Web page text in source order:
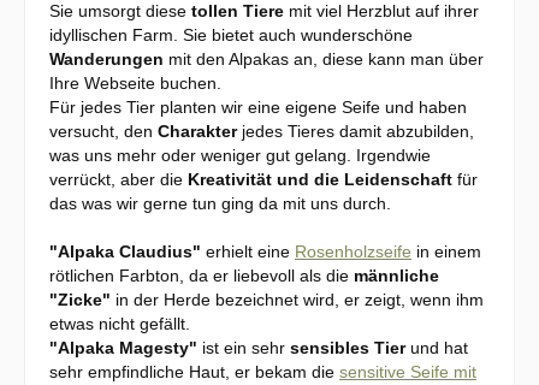
Sie umsorgt diese tollen Tiere mit viel Herzblut auf ihrer
idyllischen Farm. Sie bietet auch wunderschöne
Wanderungen mit den Alpakas an, diese kann man über
Ihre Webseite buchen.
Für jedes Tier planten wir eine eigene Seife und haben
versucht, den Charakter jedes Tieres damit abzubilden,
was uns mehr oder weniger gut gelang. Irgendwie
verrückt, aber die Kreativität und die Leidenschaft für
das was wir gerne tun ging da mit uns durch.
"Alpaka Claudius" erhielt eine Rosenholzseife in einem
rötlichen Farbton, da er liebevoll als die männliche
"Zicke" in der Herde bezeichnet wird, er zeigt, wenn ihm
etwas nicht gefällt.
"Alpaka Magesty" ist ein sehr sensibles Tierund hat
sehr empfindliche Haut, er bekam die sensitive Seife mit